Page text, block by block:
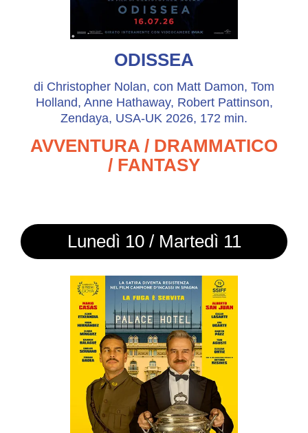
ODISSEA
di Christopher Nolan, con Matt Damon, Tom
Holland, Anne Hathaway, Robert Pattinson,
Zendaya, USA-UK 2026, 172 min.
AVVENTURA / DRAMMATICO
/ FANTASY
Lunedì 10 / Martedì 11